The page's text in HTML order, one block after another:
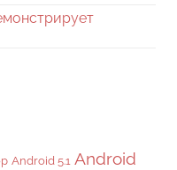
Android 5.1 Android